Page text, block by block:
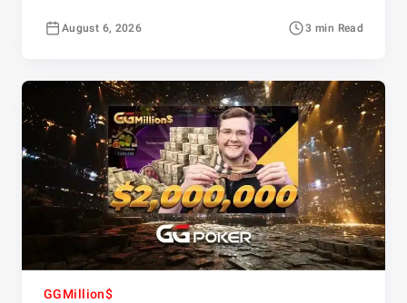
August 6, 2026 3 min Read
GGMillion$